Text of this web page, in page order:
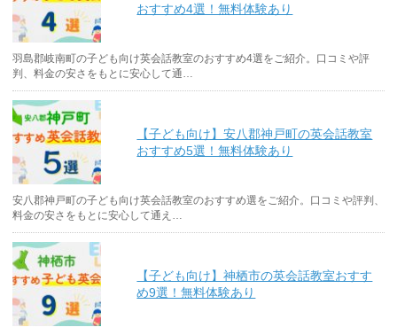
おすすめ4選！無料体験あり
羽島郡岐南町の子ども向け英会話教室のおすすめ4選をご紹介。口コミや評
判、料金の安さをもとに安心して通…
【子ども向け】安八郡神戸町の英会話教室
おすすめ5選！無料体験あり
安八郡神戸町の子ども向け英会話教室のおすすめ選をご紹介。口コミや評判、
料金の安さをもとに安心して通え…
【子ども向け】神栖市の英会話教室おすす
め9選！無料体験あり